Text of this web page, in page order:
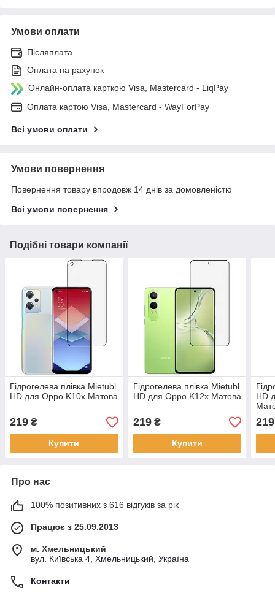
Умови оплати
Післяплата
Оплата на рахунок
Онлайн-оплата карткою Visa, Mastercard - LiqPay
Оплата картою Visa, Mastercard - WayForPay
Всі умови оплати
Умови повернення
Повернення товару впродовж 14 днів за домовленістю
Всі умови повернення
Подібні товари компанії
Гідрогелева плівка Mietubl
HD для Oppo K10x Матова
219 ₴
Купити
Гідрогелева плівка Mietubl
HD для Oppo K12x Матова
219₴
Купити
HD
219
Про нас
100% позитивних з 616 відгуків за рік
Працює з 25.09.2013
м. Хмельницький
вул. Київська 4, Хмельницький, Україна
Контакти